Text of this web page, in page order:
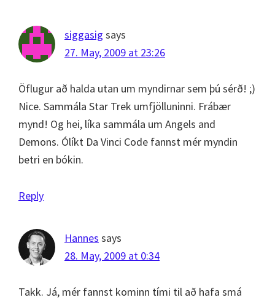
siggasig says
27. May, 2009 at 23:26
Öflugur að halda utan um myndirnar sem þú sérð! ;)
Nice. Sammála Star Trek umfjölluninni. Frábær
mynd! Og hei, líka sammála um Angels and
Demons. Ólíkt Da Vinci Code fannst mér myndin
betri en bókin.
Reply
Hannes says
28. May, 2009 at 0:34
Takk. Já, mér fannst kominn tími til að hafa smá